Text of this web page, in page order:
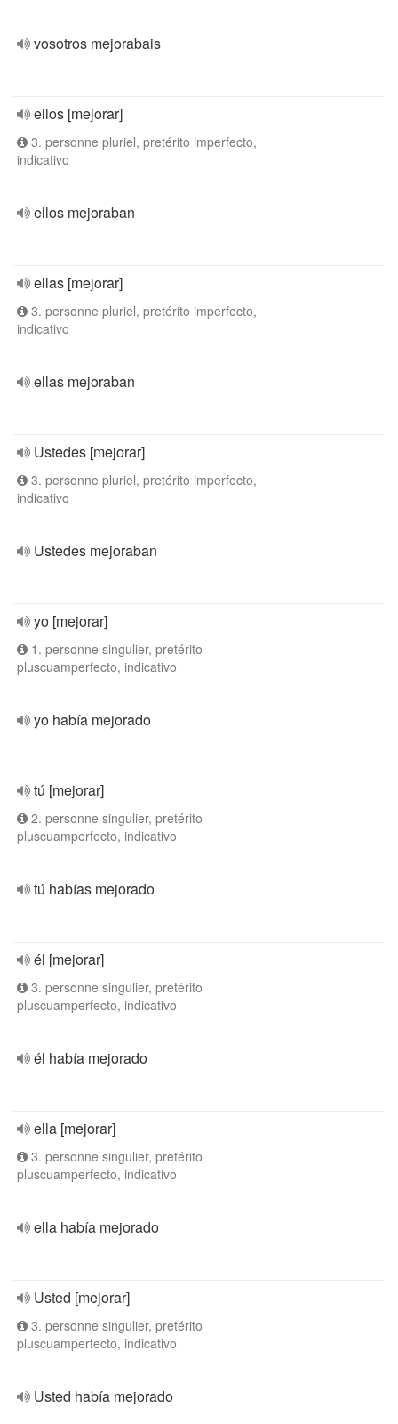
vosotros mejorabais
ellos [mejorar]
3. personne pluriel, pretérito imperfecto,
indicativo
ellos mejoraban
ellas [mejorar]
3. personne pluriel, pretérito imperfecto,
indicativo
ellas mejoraban
Ustedes [mejorar]
3. personne pluriel, pretérito imperfecto,
indicativo
Ustedes mejoraban
yo [mejorar]
1. personne singulier, pretérito
pluscuamperfecto, indicativo
yo había mejorado
tú [mejorar]
2. personne singulier, pretérito
pluscuamperfecto, indicativo
tú habías mejorado
él [mejorar]
3. personne singulier, pretérito
pluscuamperfecto, indicativo
él había mejorado
ella [mejorar]
3. personne singulier, pretérito
pluscuamperfecto, indicativo
ella había mejorado
Usted [mejorar]
3. personne singulier, pretérito
pluscuamperfecto, indicativo
Usted había mejorado